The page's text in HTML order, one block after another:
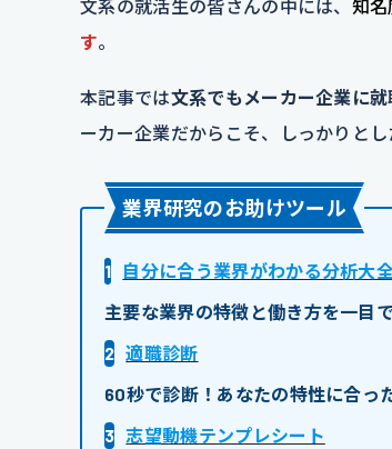
文系の就活生の皆さんの中には、 知名
す。
本記事では文系でもメーカー企業に
ーカー企業だからこそ、しっかりと
業界研究のお助けツール
1
自分に合う業界がわかる分析大
主要な業界の特徴と働き方を一目
2 適職診断
60秒で診断！あなたの特性に合っ
3 志望動機テンプレシート